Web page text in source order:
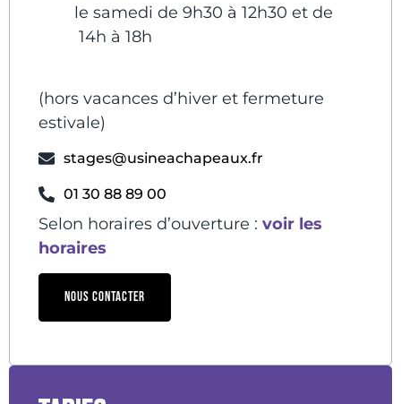
le samedi de 9h30 à 12h30 et de
14h à 18h
(hors vacances d’hiver et fermeture
estivale)
stages@usineachapeaux.fr
01 30 88 89 00
Selon horaires d’ouverture : voir les
horaires
NOUS CONTACTER